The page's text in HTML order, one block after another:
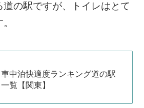
の駅ですが、トイレはとて
車中泊快適度ランキング道の駅
一覧【関東】